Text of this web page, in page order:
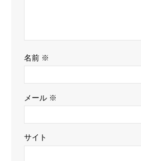
名前 ※
メール ※
サイト